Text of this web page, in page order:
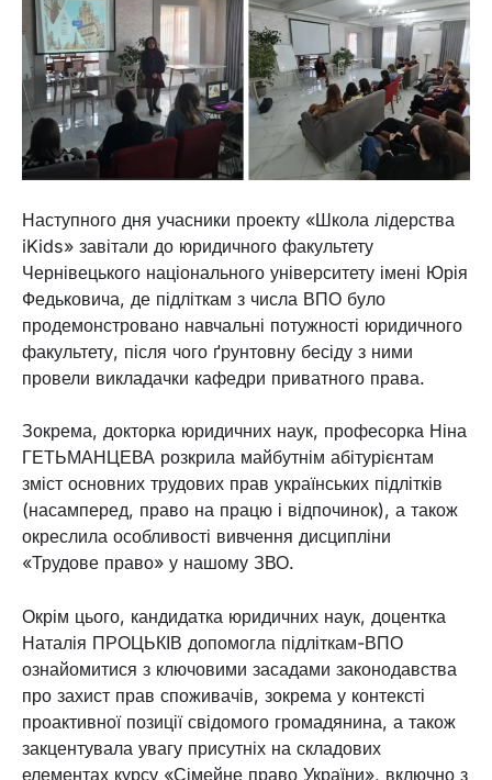
Наступного дня учасники проекту «Школа лідерства
iKids» завітали до юридичного факультету
Чернівецького національного університету імені Юрія
Федьковича, де підліткам з числа ВПО було
продемонстровано навчальні потужності юридичного
факультету, після чого ґрунтовну бесіду з ними
провели викладачки кафедри приватного права.
Зокрема, докторка юридичних наук, професорка Ніна
ГЕТЬМАНЦЕВА розкрила майбутнім абітурієнтам
зміст основних трудових прав українських підлітків
(насамперед, право на працю і відпочинок), а також
окреслила особливості вивчення дисципліни
«Трудове право» у нашому ЗВО.
Окрім цього, кандидатка юридичних наук, доцентка
Наталія ПРОЦЬКІВ допомогла підліткам-ВПО
ознайомитися з ключовими засадами законодавства
про захист прав споживачів, зокрема у контексті
проактивної позиції свідомого громадянина, а також
закцентувала увагу присутніх на складових
елементах курсу «Сімейне право України», включно з